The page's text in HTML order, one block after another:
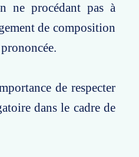
ne procédant pas à
de composition
de respecter
dans le cadre de